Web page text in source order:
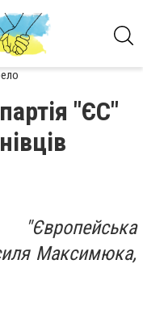
"ЄС"
Максимюка,